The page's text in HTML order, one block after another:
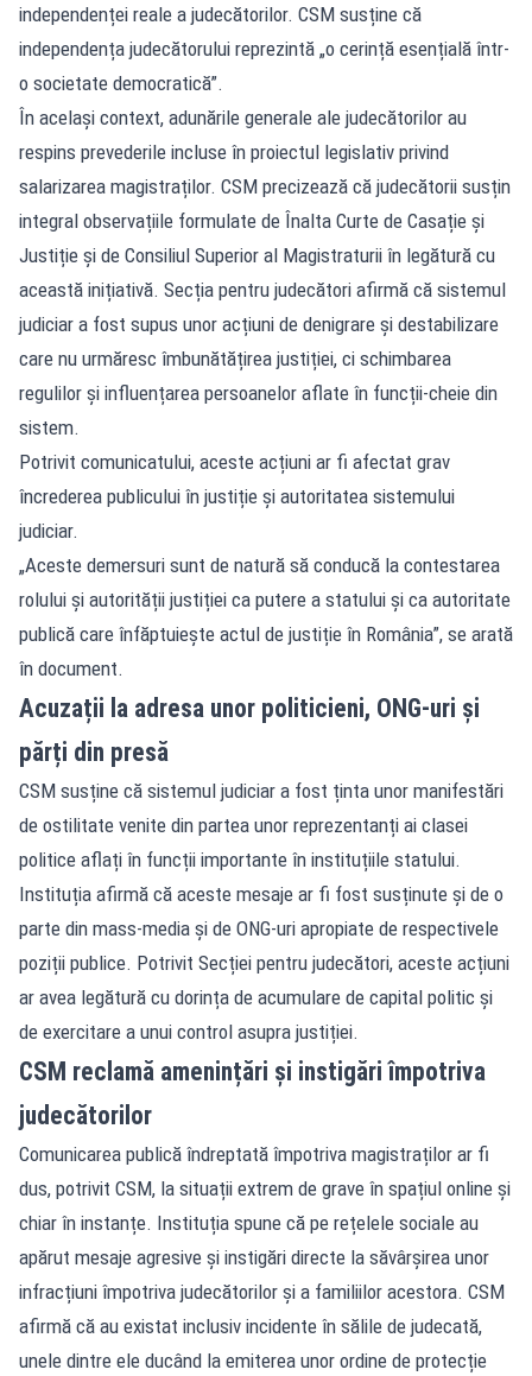
independenței reale a judecătorilor. CSM susține că
independența judecătorului reprezintă „o cerință esențială într-
o societate democratică”.
În același context, adunările generale ale judecătorilor au
respins prevederile incluse în proiectul legislativ privind
salarizarea magistraților. CSM precizează că judecătorii susțin
integral observațiile formulate de Înalta Curte de Casație și
Justiție și de Consiliul Superior al Magistraturii în legătură cu
această inițiativă. Secția pentru judecători afirmă că sistemul
judiciar a fost supus unor acțiuni de denigrare și destabilizare
care nu urmăresc îmbunătățirea justiției, ci schimbarea
regulilor și influențarea persoanelor aflate în funcții-cheie din
sistem.
Potrivit comunicatului, aceste acțiuni ar fi afectat grav
încrederea publicului în justiție și autoritatea sistemului
judiciar.
„Aceste demersuri sunt de natură să conducă la contestarea
rolului și autorității justiției ca putere a statului și ca autoritate
publică care înfăptuiește actul de justiție în România”, se arată
în document.
Acuzații la adresa unor politicieni, ONG-uri și
părți din presă
CSM susține că sistemul judiciar a fost ținta unor manifestări
de ostilitate venite din partea unor reprezentanți ai clasei
politice aflați în funcții importante în instituțiile statului.
Instituția afirmă că aceste mesaje ar fi fost susținute și de o
parte din mass-media și de ONG-uri apropiate de respectivele
poziții publice. Potrivit Secției pentru judecători, aceste acțiuni
ar avea legătură cu dorința de acumulare de capital politic și
de exercitare a unui control asupra justiției.
CSM reclamă amenințări și instigări împotriva
judecătorilor
Comunicarea publică îndreptată împotriva magistraților ar fi
dus, potrivit CSM, la situații extrem de grave în spațiul online și
chiar în instanțe. Instituția spune că pe rețelele sociale au
apărut mesaje agresive și instigări directe la săvârșirea unor
infracțiuni împotriva judecătorilor și a familiilor acestora. CSM
afirmă că au existat inclusiv incidente în sălile de judecată,
unele dintre ele ducând la emiterea unor ordine de protecție